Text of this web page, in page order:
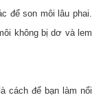
để son môi lâu phai.
không bị dơ và lem
cách để bạn làm nổi